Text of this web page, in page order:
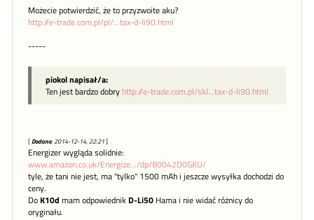
Możecie potwierdzić, że to przyzwoite aku?
http://e-trade.com.pl/pl/...tax-d-li90.html
-----
piokol napisał/a:
Ten jest bardzo dobry http://e-trade.com.pl/skl...tax-d-li90.html
[Dodano: 2014-12-14, 22:21]
Energizer wygląda solidnie:
www.amazon.co.uk/Energize.../dp/B0042D0GKU/
tyle, że tani nie jest, ma "tylko" 1500 mAh i jeszcze wysyłka dochodzi do
ceny.
DoK10d mam odpowiednikD-Li50 Hama i nie widać różnicy do
oryginału.